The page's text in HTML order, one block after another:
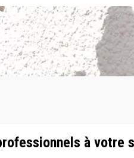
à votre